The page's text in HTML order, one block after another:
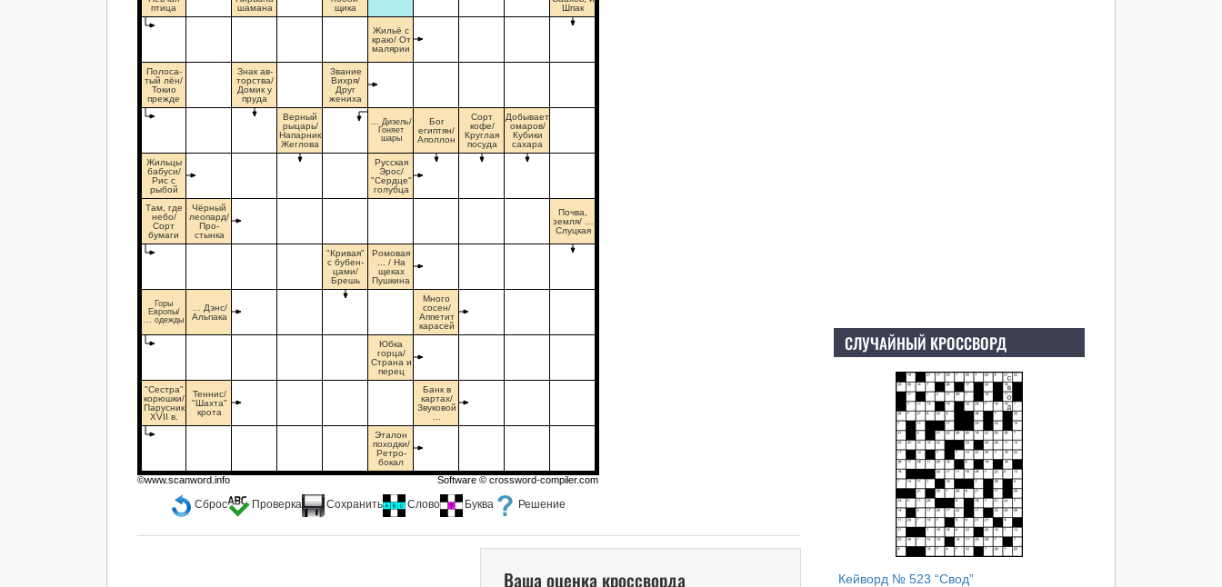
Сброс Проверка Сохранить Слово Буква Решение
птица
шамана
щика
Шпак
Жильё с
краю/ От
малярии
Полоса-
тый лён/
Токио
прежде
Знак ав-
торства/
Домик у
пруда
Звание
Вихря/
Друг
жениха
Верный
рыцарь/
Напарник
Жеглова
... Дизель/
Гоняет
шары
Бог
египтян/
Аполлон
Сорт
кофе/
Круглая
посуда
Добывает
омаров/
Кубики
сахара
Жильцы
бабуси/
Рис с
рыбой
Русская
Эрос/
"Сердце"
голубца
Там, где
небо/
Сорт
бумаги
Чёрный
леопард/
Про-
стынка
Почва,
земля/ …
Слуцкая
"Кривая"
с бубен-
цами/
Брешь
Ромовая
... / На
щеках
Пушкина
Горы
Европы/
... одежды
… Дэнс/
Альпака
Много
сосен/
Аппетит
карасей
Юбка
горца/
Страна и
перец
"Сестра"
корюшки/
Парусник
XVII в.
Теннис/
"Шахта"
крота
Банк в
картах/
Звуковой
Эталон
походки/
Ретро-
бокал
©www.scanword.info Software ©crossword-compiler.com
Ваша оценка кроссворда
СЛУЧАЙНЫЙ КРОССВОРД
Кейворд № 523 “Свод”